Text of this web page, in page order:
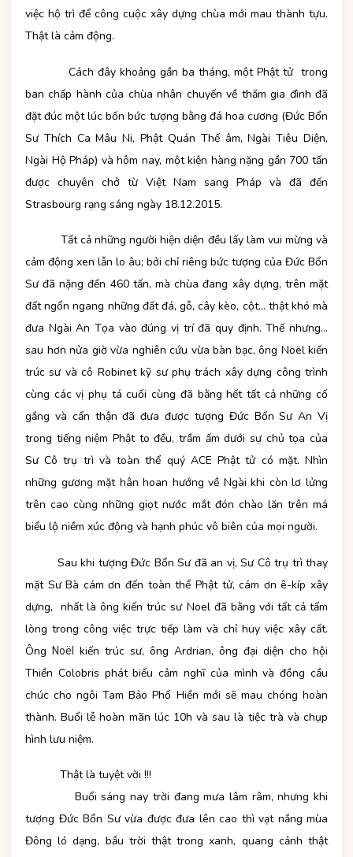
việc hộ trì để công cuộc xây dựng chùa mới mau thành tựu.
Thật là cảm động.
Cách đây khoảng gần ba tháng, một Phật tử trong
ban chấp hành của chùa nhân chuyến về thăm gia đình đã
đặt đúc một lúc bốn bức tượng bằng đá hoa cương (Đức Bổn
Sư Thích Ca Mâu Ni, Phật Quán Thế âm, Ngài Tiêu Diện,
Ngài Hộ Pháp) và hôm nay, một kiện hàng nặng gần 700 tấn
được chuyên chở từ Việt Nam sang Pháp và đã đến
Strasbourg rạng sáng ngày 18.12.2015.
Tất cả những người hiện diện đều lấy làm vui mừng và
cảm động xen lẫn lo âu; bởi chỉ riêng bức tượng của Đức Bổn
Sư đã nặng đến 460 tấn, mà chùa đang xây dựng, trên mặt
đất ngổn ngang những đất đá, gỗ, cây kèo, cột… thật khó mà
đưa Ngài An Tọa vào đúng vị trí đã quy định. Thế nhưng…
sau hơn nửa giờ vừa nghiên cứu vừa bàn bạc, ông Noël kiến
trúc sư và cô Robinet kỹ sư phụ trách xây dựng công trình
cùng các vị phụ tá cuối cùng đã bằng hết tất cả những cố
gắng và cẩn thận đã đưa được tượng Đức Bổn Sư An Vị
trong tiếng niệm Phật to đều, trầm ấm dưới sự chủ tọa của
Sư Cô trụ trì và toàn thể quý ACE Phật tử có mặt. Nhìn
những gương mặt hân hoan hướng về Ngài khi còn lơ lửng
trên cao cùng những giọt nước mắt đón chào lăn trên má
biểu lộ niềm xúc động và hạnh phúc vô biên của mọi người.
Sau khi tượng Đức Bổn Sư đã an vị, Sư Cô trụ trì thay
mặt Sư Bà cám ơn đến toàn thể Phật tử, cám ơn ê-kíp xây
dựng, nhất là ông kiến trúc sư Noel đã bằng với tất cả tấm
lòng trong công việc trực tiếp làm và chỉ huy việc xây cất.
Ông
Noël
kiến trúc sư, ông Ardrian, ông đại diện cho hội
Thiền Colobris phát biểu cảm nghĩ của mình và đồng cầu
chúc cho ngôi Tam Bảo Phổ Hiền mới sẽ mau chóng hoàn
thành. Buổi lễ hoàn mãn lúc 10h và sau là tiệc trà và chụp
hình lưu niệm.
Thật là tuyệt vời !!!
Buổi sáng nay trời đang mưa lâm râm, nhưng khi
tượng Đức Bổn Sư vừa được đưa lên cao thì vạt nắng mùa
Đông ló dạng, bầu trời thật trong xanh, quang cảnh thật